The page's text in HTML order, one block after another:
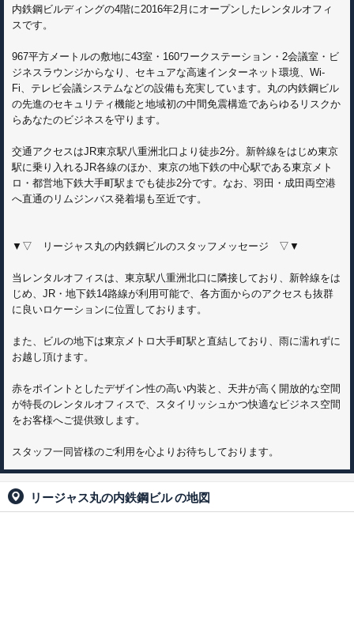
内鉄鋼ビルディングの4階に2016年2月にオープンしたレンタルオフィ
スです。
967平方メートルの敷地に43室・160ワークステーション・2会議室・ビ
ジネスラウンジからなり、セキュアな高速インターネット環境、Wi-
Fi、テレビ会議システムなどの設備も充実しています。丸の内鉄鋼ビル
の先進のセキュリティ機能と地域初の中間免震構造であらゆるリスクか
らあなたのビジネスを守ります。
交通アクセスはJR東京駅八重洲北口より徒歩2分。新幹線をはじめ東京
駅に乗り入れるJR各線のほか、東京の地下鉄の中心駅である東京メト
ロ・都営地下鉄大手町駅までも徒歩2分です。なお、羽田・成田両空港
へ直通のリムジンバス発着場も至近です。
▼▽ リージャス丸の内鉄鋼ビルのスタッフメッセージ ▽▼
当レンタルオフィスは、東京駅八重洲北口に隣接しており、新幹線をは
じめ、JR・地下鉄14路線が利用可能で、各方面からのアクセスも抜群
に良いロケーションに位置しております。
また、ビルの地下は東京メトロ大手町駅と直結しており、雨に濡れずに
お越し頂けます。
赤をポイントとしたデザイン性の高い内装と、天井が高く開放的な空間
が特長のレンタルオフィスで、スタイリッシュかつ快適なビジネス空間
をお客様へご提供致します。
スタッフ一同皆様のご利用を心よりお待ちしております。
リージャス丸の内鉄鋼ビルの地図